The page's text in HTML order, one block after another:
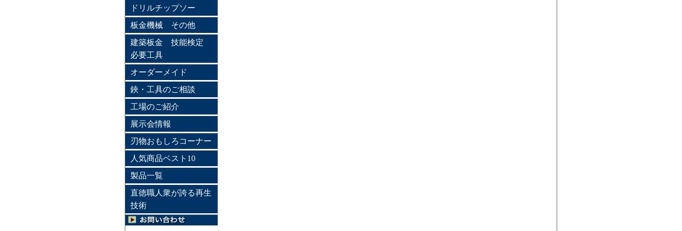
ドリルチップソー
板金機械 その他
建築板金 技能検定
必要工具
オーダーメイド
鋏・工具のご相談
工場のご紹介
展示会情報
刃物おもしろコーナー
人気商品ベスト10
製品一覧
直徳職人衆が誇る再生
技術